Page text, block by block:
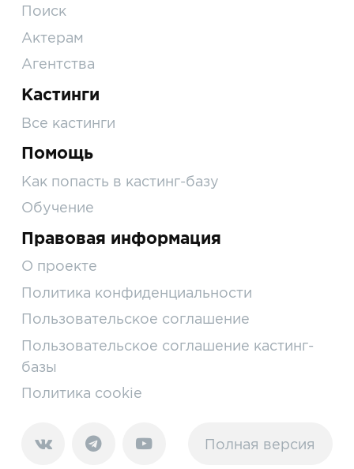
Поиск
Актерам
Агентства
Кастинги
Все кастинги
Помощь
Как попасть в кастинг-базу
Обучение
Правовая информация
О проекте
Политика конфиденциальности
Пользовательское соглашение
Пользовательское соглашение кастинг-
базы
Политика cookie
Полная версия